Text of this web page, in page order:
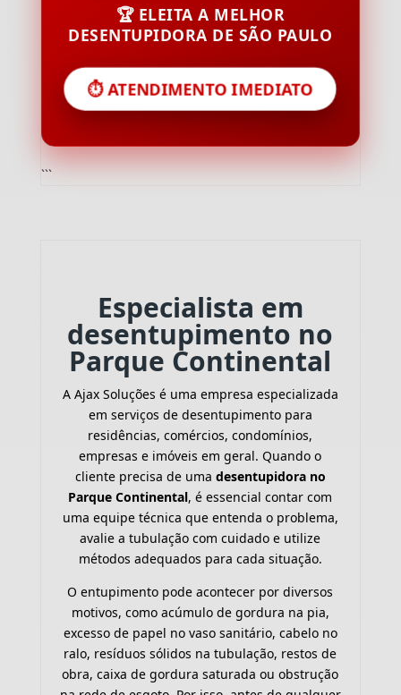
🏆 ELEITA A MELHOR
DESENTUPIDORA DE SÃO PAULO
⏱️ ATENDIMENTO IMEDIATO
```
Especialista em
desentupimento no
Parque Continental
A Ajax Soluções é uma empresa especializada
em serviços de desentupimento para
residências, comércios, condomínios,
empresas e imóveis em geral. Quando o
cliente precisa de uma desentupidora no
Parque Continental, é essencial contar com
uma equipe técnica que entenda o problema,
avalie a tubulação com cuidado e utilize
métodos adequados para cada situação.
O entupimento pode acontecer por diversos
motivos, como acúmulo de gordura na pia,
excesso de papel no vaso sanitário, cabelo no
ralo, resíduos sólidos na tubulação, restos de
obra, caixa de gordura saturada ou obstrução